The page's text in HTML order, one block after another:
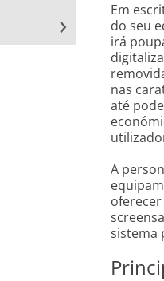
Em
do seu
irá
nas
até
A
sistema